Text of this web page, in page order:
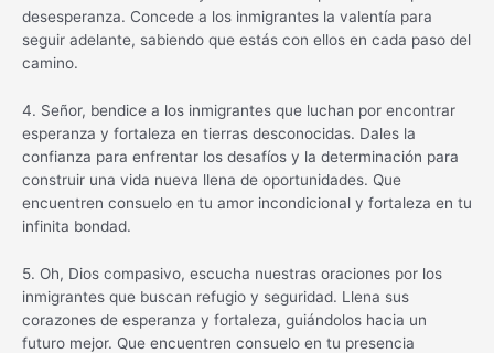
desesperanza. Concede a los inmigrantes la valentía para
seguir adelante, sabiendo que estás con ellos en cada paso del
camino.
4. Señor, bendice a los inmigrantes que luchan por encontrar
esperanza y fortaleza en tierras desconocidas. Dales la
confianza para enfrentar los desafíos y la determinación para
construir una vida nueva llena de oportunidades. Que
encuentren consuelo en tu amor incondicional y fortaleza en tu
infinita bondad.
5. Oh, Dios compasivo, escucha nuestras oraciones por los
inmigrantes que buscan refugio y seguridad. Llena sus
corazones de esperanza y fortaleza, guiándolos hacia un
futuro mejor. Que encuentren consuelo en tu presencia